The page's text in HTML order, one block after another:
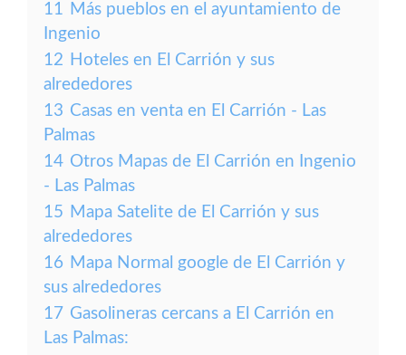
11 Más pueblos en el ayuntamiento de
Ingenio
12 Hoteles en El Carrión y sus
alrededores
13 Casas en venta en El Carrión - Las
Palmas
14 Otros Mapas de El Carrión en Ingenio
- Las Palmas
15 Mapa Satelite de El Carrión y sus
alrededores
16 Mapa Normal google de El Carrión y
sus alrededores
17 Gasolineras cercans a El Carrión en
Las Palmas: